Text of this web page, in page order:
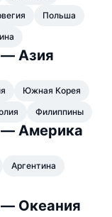
Польша
Азия
Южная Корея
Филиппины
— Америка
Аргентина
Океания